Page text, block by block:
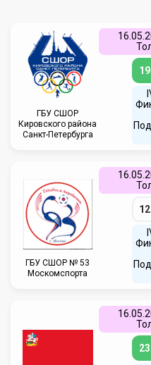
ГБУ СШОР
Кировского района
Санкт-Петербурга
19
ГБУ CШОР № 53
Москомспорта
12
23